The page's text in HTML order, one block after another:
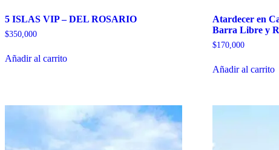
5 ISLAS VIP – DEL ROSARIO
$350,000
Añadir al carrito
Atardecer en
Barra Libre y
$170,000
Añadir al carrito